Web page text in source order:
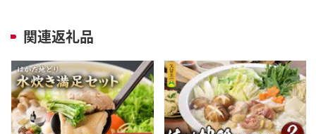
関連返礼品